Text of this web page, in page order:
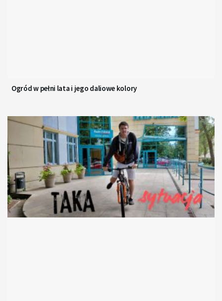
Ogród w pełni lata i jego daliowe kolory